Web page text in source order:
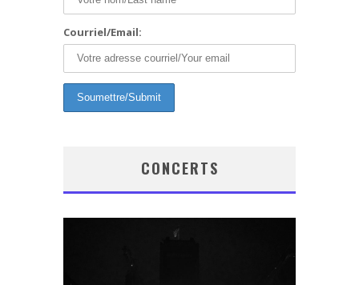
Courriel/Email:
CONCERTS